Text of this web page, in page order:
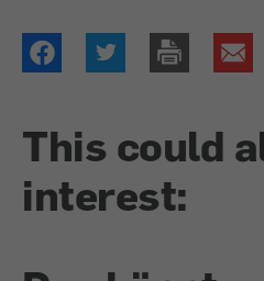
This could
interest: